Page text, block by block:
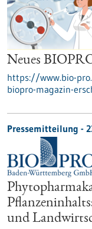
Neues
https://www.bio-
biopro-magazin-
Pressemitteilung -
und